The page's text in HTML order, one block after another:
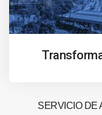
SERVICIO DE